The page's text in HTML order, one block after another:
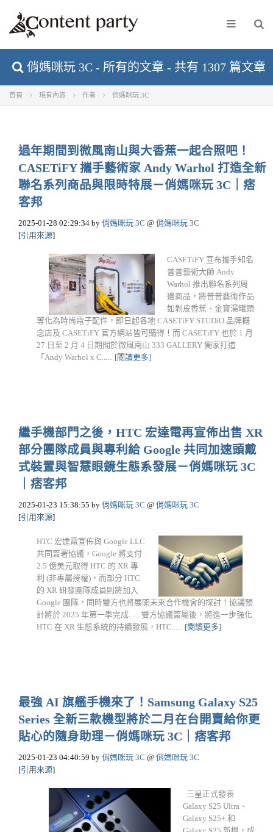
俏媽咪玩 3C - 所有的文章 - 共有 1307 篇文章
首頁 現有內容 作者 俏媽咪玩 3C
過年期間到微風南山與大香蕉一起合照吧！
CASETiFY 攜手藝術家 Andy Warhol 打造全新
聯名系列商品與限時特展－俏媽咪玩 3C｜痞
客邦
2025-01-28 02:29:34 by 俏媽咪玩 3C @ 俏媽咪玩 3C
[引用來源]
CASETiFY 宣布攜手知名
普普藝術大師 Andy
Warhol 推出聯名系列周
邊商品，將普普藝術作品
如剝皮香蕉、金寶湯罐頭
等化為時尚電子配件，即日起各地 CASETiFY STUDiO 品牌概
念店及 CASETiFY 官方網站皆可購得！而 CASETiFY 也於 1 月
27 日至 2 月 4 日期間於微風南山 333 GALLERY 獨家打造
「Andy Warhol x C...... [閱讀更多]
繼手機部門之後，HTC 宏達電再宣佈出售 XR
部分團隊成員與專利給 Google 共同加速頭戴
式裝置與智慧眼鏡生態系發展－俏媽咪玩 3C
｜痞客邦
2025-01-23 15:38:55 by 俏媽咪玩 3C @ 俏媽咪玩 3C
[引用來源]
HTC 宏達電宣佈與 Google LLC
共同簽署協議，Google 將支付
2.5 億美元取得 HTC 的 XR 專
利 (非專屬授權)，而部分 HTC
的 XR 研發團隊成員則將加入
Google 團隊，同時雙方也將展開未來合作機會的探討！協議預
計將於 2025 年第一季完成...... 雙方協議簽屬後，將進一步強化
HTC 在 XR 生態系統的持續發展，HTC...... [閱讀更多]
最強 AI 旗艦手機來了！Samsung Galaxy S25
Series 全新三款機型將於二月在台開賣給你更
貼心的隨身助理－俏媽咪玩 3C｜痞客邦
2025-01-23 04:40:59 by 俏媽咪玩 3C @ 俏媽咪玩 3C
[引用來源]
三星正式發表
Galaxy S25 Ultra、
Galaxy S25+ 和